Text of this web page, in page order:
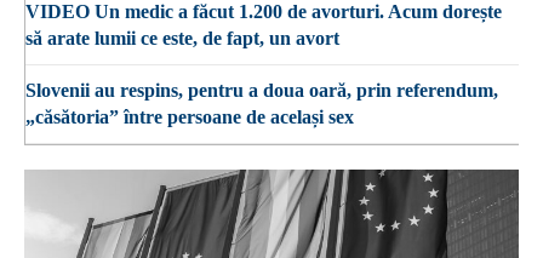
VIDEO Un medic a făcut 1.200 de avorturi. Acum dorește
să arate lumii ce este, de fapt, un avort
Slovenii au respins, pentru a doua oară, prin referendum,
„căsătoria” între persoane de același sex